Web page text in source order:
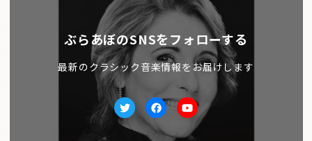
ぶらあぼのSNSをフォローする
最新のクラシック音楽情報をお届けします
TwitterfacebookYoutube